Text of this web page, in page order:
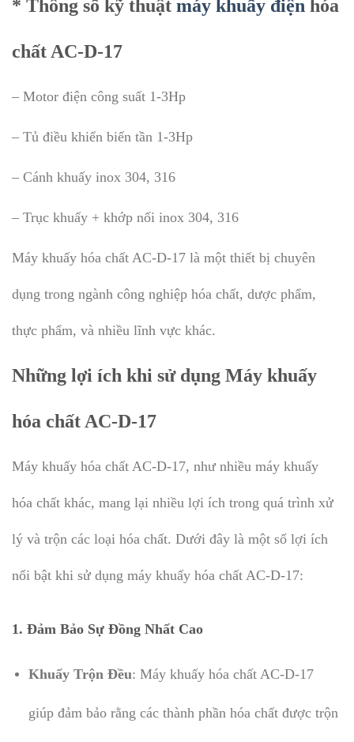
* Thông số kỹ thuật máy khuấy điện hóa
chất AC-D-17
– Motor điện công suất 1-3Hp
– Tủ điều khiển biến tần 1-3Hp
– Cánh khuấy inox 304, 316
– Trục khuấy + khớp nối inox 304, 316
Máy khuấy hóa chất AC-D-17 là một thiết bị chuyên
dụng trong ngành công nghiệp hóa chất, dược phẩm,
thực phẩm, và nhiều lĩnh vực khác.
Những lợi ích khi sử dụng Máy khuấy
hóa chất AC-D-17
Máy khuấy hóa chất AC-D-17, như nhiều máy khuấy
hóa chất khác, mang lại nhiều lợi ích trong quá trình xử
lý và trộn các loại hóa chất. Dưới đây là một số lợi ích
nổi bật khi sử dụng máy khuấy hóa chất AC-D-17:
1. Đảm Bảo Sự Đồng Nhất Cao
Khuấy Trộn Đều: Máy khuấy hóa chất AC-D-17
giúp đảm bảo rằng các thành phần hóa chất được trộn